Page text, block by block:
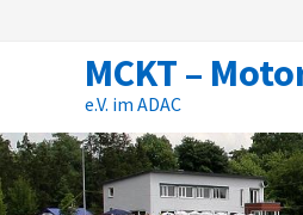
MCKT –
e.V. im ADAC